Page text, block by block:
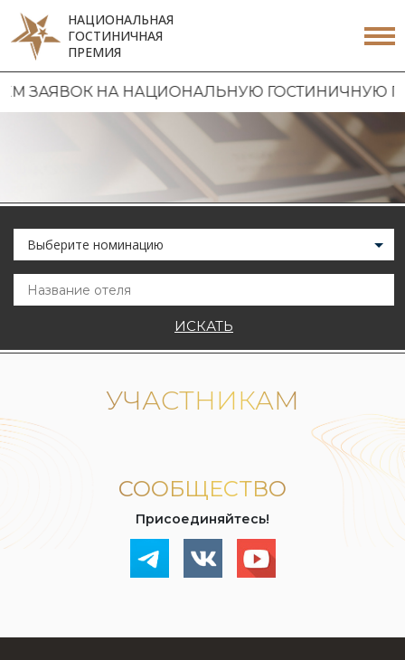
НАЦИОНАЛЬНАЯ
ГОСТИНИЧНАЯ
ПРЕМИЯ
ЗАЯВОК НА НАЦИОНАЛЬНУЮ ГОСТИНИЧНУЮ
Выберите номинацию
ИСКАТЬ
УЧАСТНИКАМ
СООБЩЕСТВО
Присоединяйтесь!